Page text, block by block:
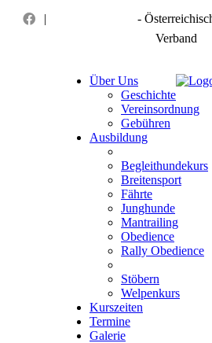
|
-
Verband
Über Uns
Geschichte
Vereinsordnung
Gebühren
Ausbildung
Begleithundekurs
Breitensport
Fährte
Junghunde
Mantrailing
Obedience
Rally Obedience
Stöbern
Welpenkurs
Kurszeiten
Termine
Galerie